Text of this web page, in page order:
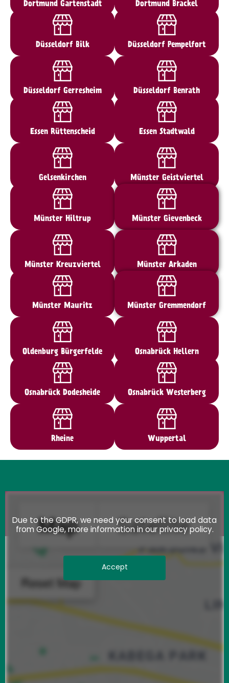
Dortmund Gartenstadt Dortmund Brackel
Düsseldorf Bilk Düsseldorf Pempelfort
Düsseldorf Gerresheim Düsseldorf Benrath
Essen Rüttenscheid Essen Stadtwald
Gelsenkirchen Münster Geistviertel
Münster Hiltrup Münster Gievenbeck
Münster Kreuzviertel Münster Arkaden
Münster Mauritz Münster Gremmendorf
Oldenburg Bürgerfelde Osnabrück Hellern
Osnabrück Dodesheide Osnabrück Westerberg
Rheine Wuppertal
Due to the GDPR, we need your consent to load data
from Google, more information in our privacy policy.
Accept